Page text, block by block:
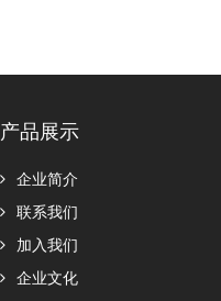
产品展示
企业简介
联系我们
加入我们
企业文化